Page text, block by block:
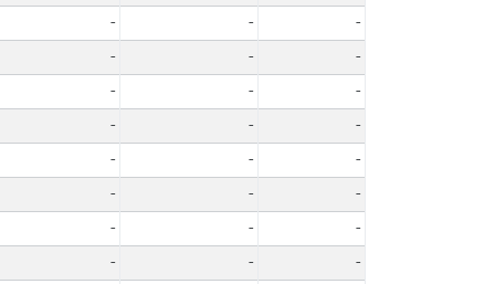
- -
-
- -
-
- -
-
- -
-
- -
-
- -
-
- -
-
- -
-